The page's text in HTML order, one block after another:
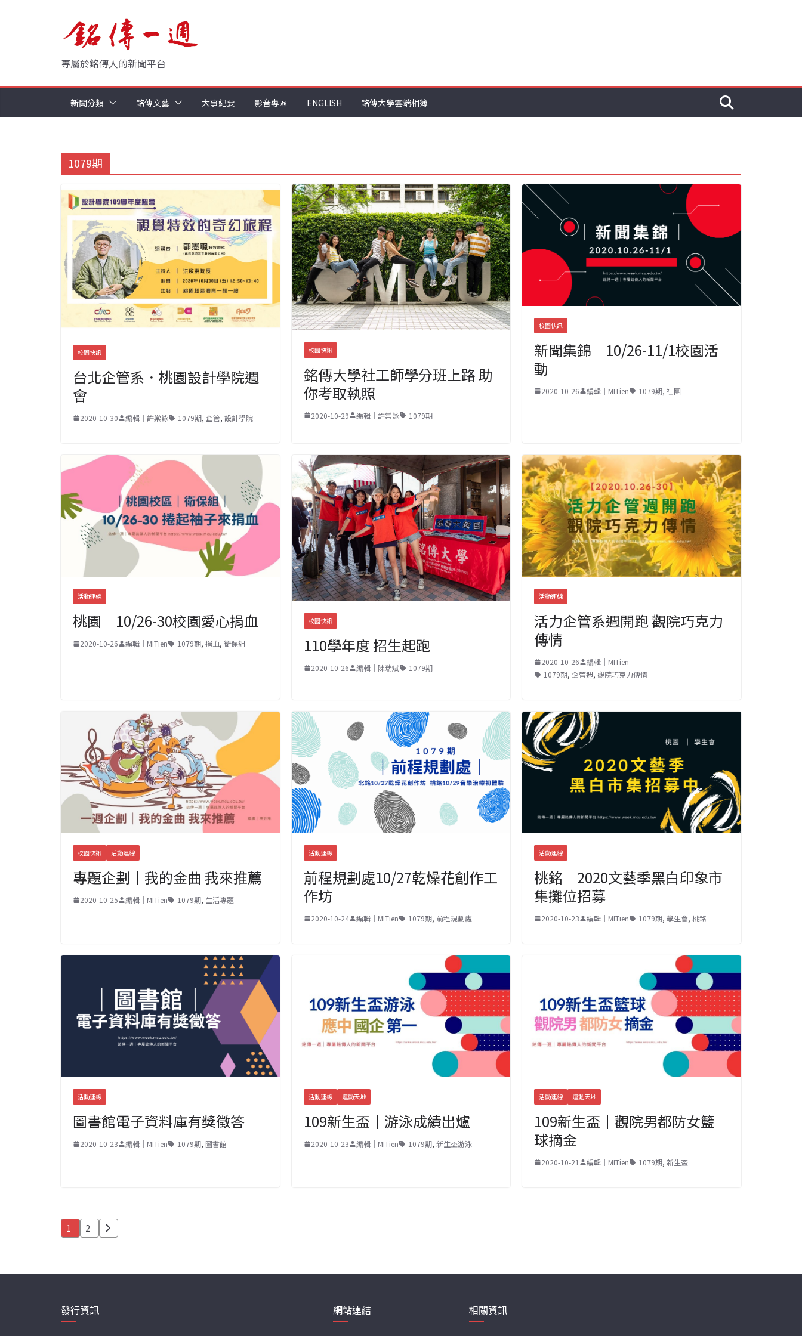
專屬於銘傳人的新聞平台
新聞分類 銘傳文藝 大事紀要 影音專區 ENGLISH 銘傳大學雲端相簿
1079期
校園快訊
台北企管系．桃園設計學院週
會
2020-10-30 編輯｜許棠詠 1079期, 企管, 設計學院
校園快訊
銘傳大學社工師學分班上路 助
你考取執照
2020-10-29 編輯｜許棠詠 1079期
校園快訊
新聞集錦｜10/26-11/1校園活
動
2020-10-26 編輯｜MITien 1079期,社團
活動連線
桃園｜10/26-30校園愛心捐血
2020-10-26 編輯｜MITien 1079期, 捐血, 衛保組
校園快訊
110學年度 招生起跑
2020-10-26 編輯｜陳瑞斌 1079期
活動連線
活力企管系週開跑 觀院巧克力
傳情
2020-10-26
編輯｜MITien
1079期,企管週,觀院巧克力傳情
校園快訊 活動連線
專題企劃｜我的金曲 我來推薦
2020-10-25 編輯｜MITien 1079期, 生活專題
活動連線
前程規劃處10/27乾燥花創作工
作坊
2020-10-24 編輯｜MITien 1079期, 前程規劃處
活動連線
桃銘｜2020文藝季黑白印象市
集攤位招募
2020-10-23 編輯｜MITien 1079期, 學生會,桃銘
活動連線
圖書館電子資料庫有獎徵答
2020-10-23 編輯｜MITien 1079期, 圖書館
活動連線 運動天地
109新生盃｜游泳成績出爐
2020-10-23 編輯｜MITien 1079期, 新生盃游泳
活動連線 運動天地
109新生盃｜觀院男都防女籃
球摘金
2020-10-21 編輯｜MITien 1079期,新生盃
文
分
頁
1 2
發行資訊 網站連結 相關資訊